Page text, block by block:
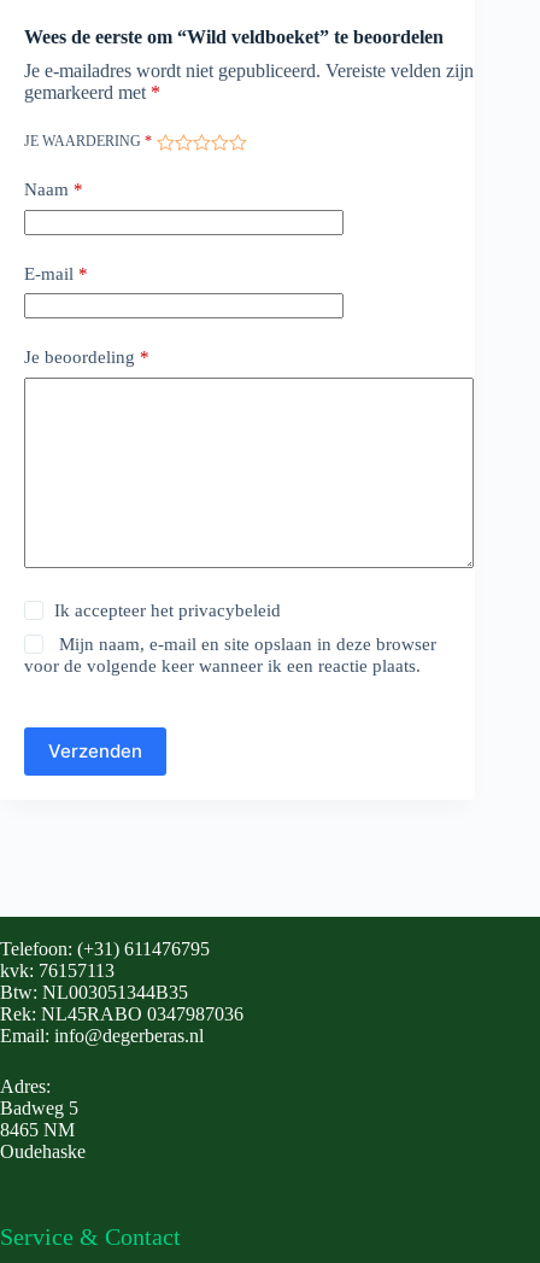
Wees de eerste om “Wild veldboeket” te beoordelen
Je e-mailadres wordt niet gepubliceerd. Vereiste velden zijn
gemarkeerd met *
JE WAARDERING *
Naam *
E-mail *
Je beoordeling *
Ik accepteer hetprivacybeleid
Mijn naam, e-mail en site opslaan in deze browser
voor de volgende keer wanneer ik een reactie plaats.
Verzenden
Telefoon: (+31) 611476795
kvk: 76157113
Btw: NL003051344B35
Rek: NL45RABO 0347987036
Email: info@degerberas.nl
Adres:
Badweg 5
8465 NM
Oudehaske
Service & Contact